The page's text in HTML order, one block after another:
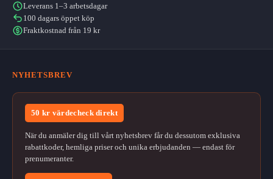
Leverans 1–3 arbetsdagar
100 dagars öppet köp
Fraktkostnad från 19 kr
NYHETSBREV
50 kr värdecheck direkt
När du anmäler dig till vårt nyhetsbrev får du dessutom exklusiva
rabattkoder, hemliga priser och unika erbjudanden — endast för
prenumeranter.